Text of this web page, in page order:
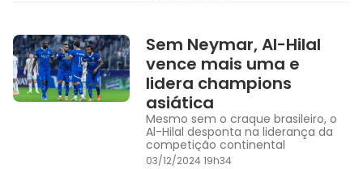
Sem Neymar, Al-Hilal
vence mais uma e
lidera champions
asiática
Mesmo sem o craque brasileiro, o
Al-Hilal desponta na liderança da
competição continental
03/12/2024 19h34